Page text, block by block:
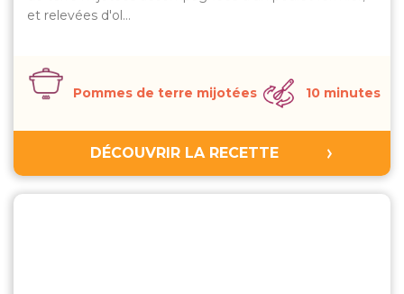
et relevées d'ol…
Pommes de terre mijotées 10 minutes
DÉCOUVRIR LA RECETTE